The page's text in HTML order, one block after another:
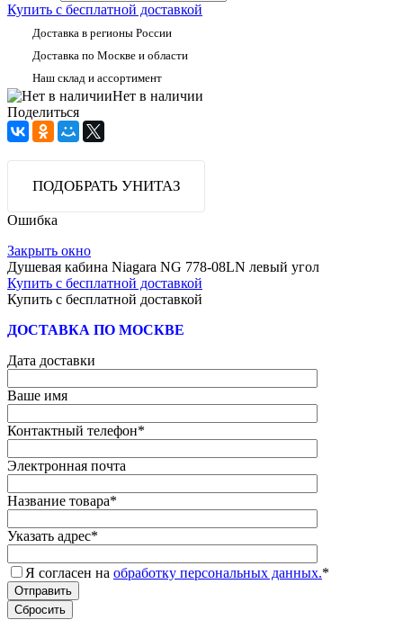
Купить с бесплатной доставкой
Доставка в регионы России
Доставка по Москве и области
Наш склад и ассортимент
Нет в наличии
Поделиться
ПОДОБРАТЬ УНИТАЗ
Ошибка
Закрыть окно
Душевая кабина Niagara NG 778-08LN левый угол
Купить с бесплатной доставкой
Купить с бесплатной доставкой
ДОСТАВКА ПО МОСКВЕ
Дата доставки
Ваше имя
Контактный телефон*
Электронная почта
Название товара*
Указать адрес*
Я согласен на обработку персональных данных.*